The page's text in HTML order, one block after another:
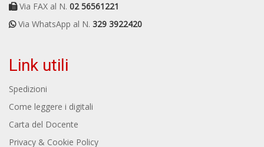
Via FAX al N. 02 56561221
Via WhatsApp al N. 329 3922420
Link utili
Spedizioni
Come leggere i digitali
Carta del Docente
Privacy & Cookie Policy